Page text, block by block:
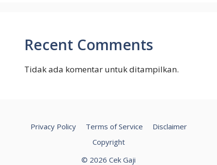
Recent Comments
Tidak ada komentar untuk ditampilkan.
Privacy Policy Terms of Service
Disclaimer
Copyright
© 2026 Cek Gaji